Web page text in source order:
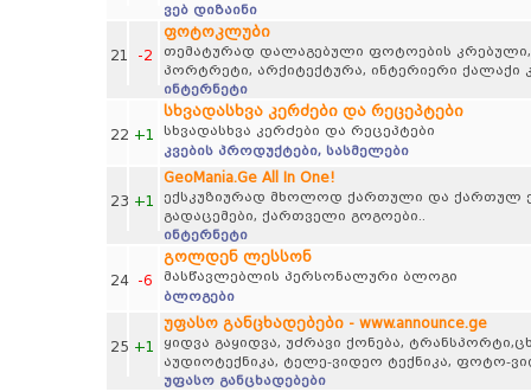
ვებ დიზაინი
21 -2
ფოტოკლუბი
თემატურად დალაგებული ფოტოების კრებული,
პორტრეტი, არქიტექტურა, ინტერიერი ქალაქი
ინტერნეტი
22 +1
სხვადასხვა კერძები და რეცეპტები
სხვადასხვა კერძები და რეცეპტები
კვების პროდუქტები, სასმელები
23 +1
GeoMania.Ge All In One!
ექსკუზიურად მხოლოდ ქართული და ქართულ
გადაცემები, ქართველი გოგოები..
ინტერნეტი
24 -6
გოლდენ ლესსონ
მასწავლებლის პერსონალური ბლოგი
ბლოგები
25 +1
უფასო განცხადებები - www.announce.ge
ყიდვა გაყიდვა, უძრავი ქონება,
აუდიოტექნიკა, ტელე-ვიდეო ტექნიკა, ფოტო-
უფასო განცხადებები